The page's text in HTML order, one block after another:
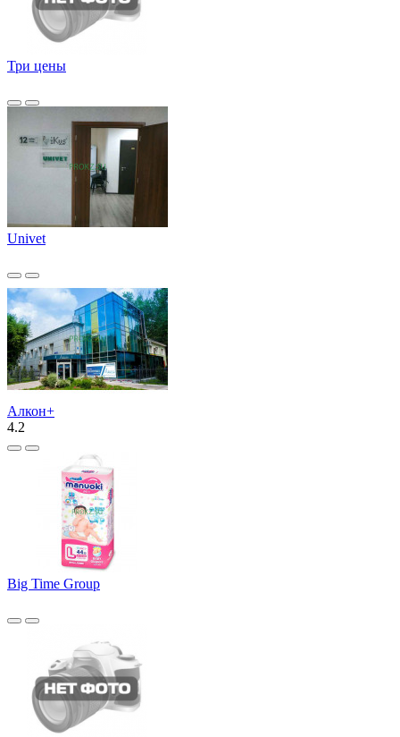
Три цены
Univet
Алкон+
4.2
Big Time Group